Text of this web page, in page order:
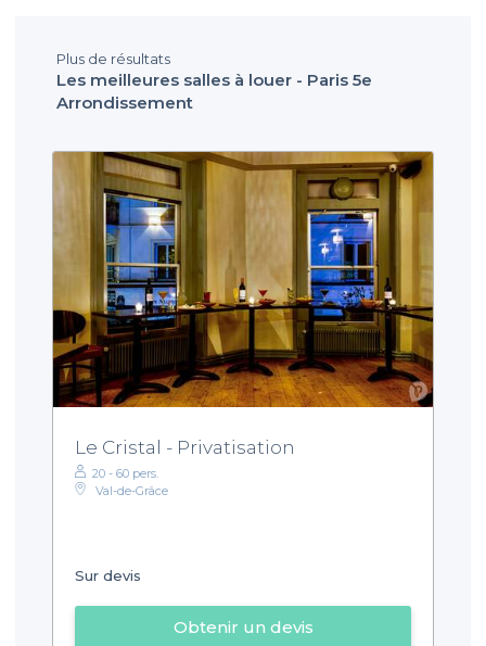
Plus de résultats
Les meilleures salles à louer - Paris 5e
Arrondissement
Le Cristal - Privatisation
20 - 60 pers.
Val-de-Grâce
Sur devis
Obtenir un devis